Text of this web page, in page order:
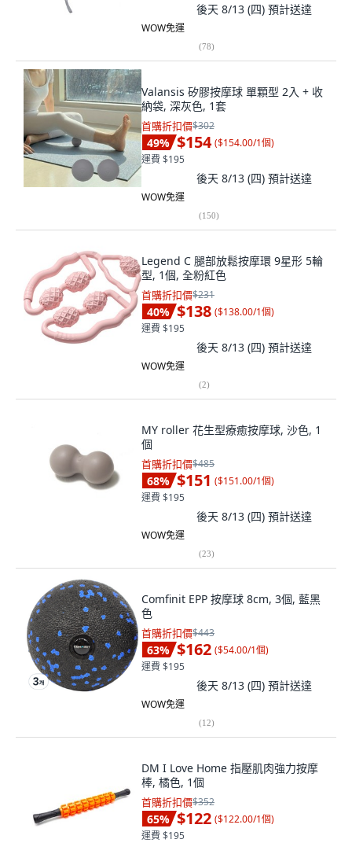
後天 8/13 (四) 預計送達
WOW免運
(78)
Valansis 矽膠按摩球 單顆型 2入 + 收
納袋, 深灰色, 1套
首購折扣價$302
49% $154 ($154.00/1個)
運費 $195
後天 8/13 (四) 預計送達
WOW免運
(150)
Legend C 腿部放鬆按摩環 9星形 5輪
型, 1個, 全粉紅色
首購折扣價$231
40% $138 ($138.00/1個)
運費 $195
後天 8/13 (四) 預計送達
WOW免運
(2)
MY roller 花生型療癒按摩球, 沙色, 1
個
首購折扣價$485
68% $151 ($151.00/1個)
運費 $195
後天 8/13 (四) 預計送達
WOW免運
(23)
Comfinit EPP 按摩球 8cm, 3個, 藍黑
色
首購折扣價$443
63% $162 ($54.00/1個)
運費 $195
後天 8/13 (四) 預計送達
WOW免運
(12)
DM I Love Home 指壓肌肉強力按摩
棒, 橘色, 1個
首購折扣價$352
65% $122 ($122.00/1個)
運費 $195